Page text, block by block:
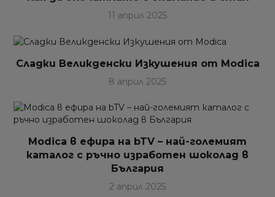
11 април 2025
Сладки Великденски Изкушения от Modica
8 април 2025
Modica в ефира на bTV – най-големият
каталог с ръчно изработен шоколад в
България
2 април 2025